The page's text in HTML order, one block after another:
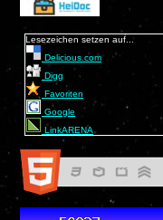
Lesezeichen setzen auf...
Delicious.com
Digg
Favoriten
Google
LinkARENA